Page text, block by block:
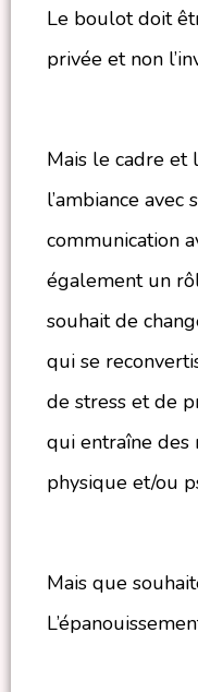
Le boulot doit
privée et non
Mais le cadre et
l’ambiance
communication
également un
souhait de
qui se
de stress et de
qui entraîne des
physique et/ou
Mais que